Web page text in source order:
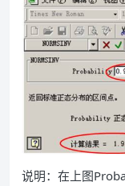
说明：在上图